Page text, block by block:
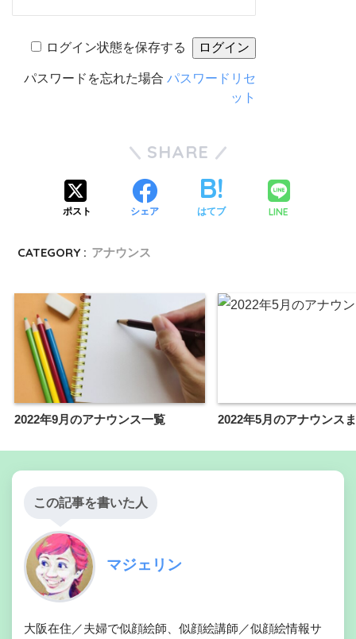
ログイン状態を保存する
パスワードを忘れた場合パスワードリセ
ット
SHARE
ポスト シェア はてブ LINE
CATEGORY : アナウンス
2022年9月のアナウンス一覧 2022年5月のアナウンス
この記事を書いた人
マジェリン
大阪在住／夫婦で似顔絵師、似顔絵講師／似顔絵情報サ